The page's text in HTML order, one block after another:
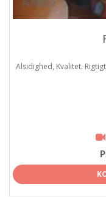
ProArtist
Alsidighed, Kvalitet.